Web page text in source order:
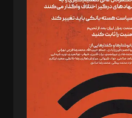
یسنا امان‌پور، سروش کرمیان،